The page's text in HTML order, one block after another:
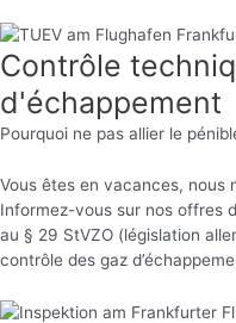
Contrôle
d'échappement
Pourquoi ne pas allier le
Vous êtes en vacances, nous
Informez-vous sur nos offres
au § 29 StVZO (législation
contrôle des gaz